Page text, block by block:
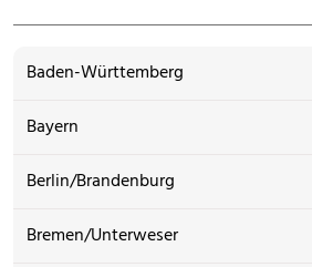
Baden-Württemberg
Bayern
Berlin/Brandenburg
Bremen/Unterweser